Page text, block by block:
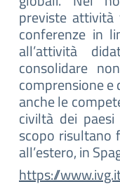
previste
conferenze in
all’attività
consolidare
comprensione e
anche le
civiltà dei
scopo risultano
all’estero, in
https://